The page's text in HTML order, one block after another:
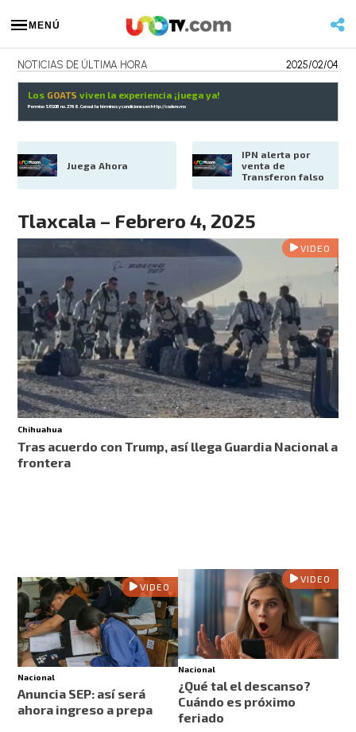
MENÚ
NOTICIAS DE ÚLTIMA HORA 2025/02/04
Los GOATS viven la experiencia ¡juega ya!
Permiso SEGOB no. 2768. Consulta términos y condiciones enhttp://codere.mx
Juega Ahora
IPN alerta por
venta de
Transferon falso
Tlaxcala – Febrero 4, 2025
VIDEO
Chihuahua
Tras acuerdo con Trump, así llega Guardia Nacional a
frontera
VIDEO
Nacional
Anuncia SEP: así será
ahora ingreso a prepa
VIDEO
Nacional
¿Qué tal el descanso?
Cuándo es próximo
feriado